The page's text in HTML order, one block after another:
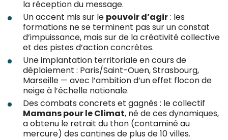
la réception du message.
Un accent mis sur le pouvoir d’agir: les
formations ne se terminent pas sur un constat
d’impuissance, mais sur de la créativité collective
et des pistes d’action concrètes.
Une implantation territoriale en cours de
déploiement : Paris/Saint-Ouen, Strasbourg,
Marseille — avec l’ambition d’un effet flocon de
neige à l’échelle nationale.
Des combats concrets et gagnés : le collectif
Mamans pour le Climat, né de ces dynamiques,
a obtenu le retrait du thon (contaminé au
mercure) des cantines de plus de 10 villes.